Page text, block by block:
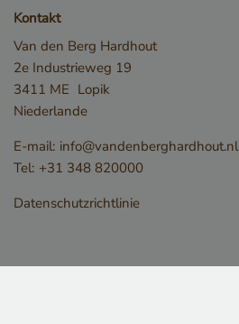
Kontakt
Van den Berg Hardhout
2e Industrieweg 19
3411 ME Lopik
Niederlande
E-mail: info@vandenberghardhout.nl
Tel: +31 348 820000
Datenschutzrichtlinie
Speichererklärung